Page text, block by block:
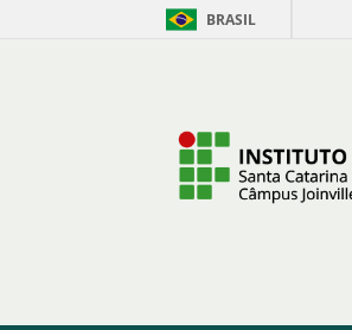
Pular para o Conteúdo BRASIL